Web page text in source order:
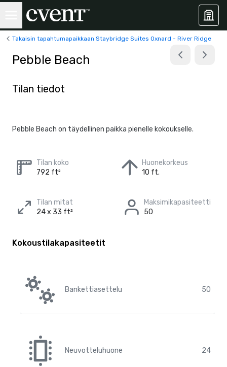
Takaisin tapahtumapaikkaan Staybridge Suites Oxnard - River Ridge
Pebble Beach
Tilan tiedot
Pebble Beach on täydellinen paikka pienelle kokoukselle.
Tilan koko
792 ft²
Huonekorkeus
10 ft.
Tilan mitat
24 x 33 ft²
Maksimikapasiteetti
50
Kokoustilakapasiteetit
Bankettiasettelu 50
Neuvotteluhuone 24